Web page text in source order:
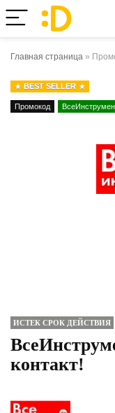
Главная страница »
BEST SELLER
Промокод
ИСТЕК СРОК ДЕЙСТВИЯ
контакт!